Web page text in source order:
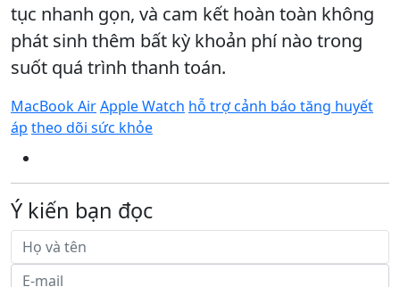
tục nhanh gọn, và cam kết hoàn toàn không
phát sinh thêm bất kỳ khoản phí nào trong
suốt quá trình thanh toán.
MacBook AirApple Watch hỗ trợ cảnh báo tăng huyết
áp theo dõi sức khỏe
Ý kiến bạn đọc